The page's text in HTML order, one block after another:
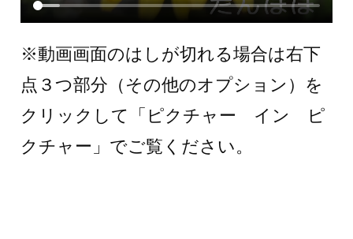
※動画画面のはしが切れる場合は右下
点３つ部分（その他のオプション）を
クリックして「ピクチャー イン ピ
クチャー」でご覧ください。